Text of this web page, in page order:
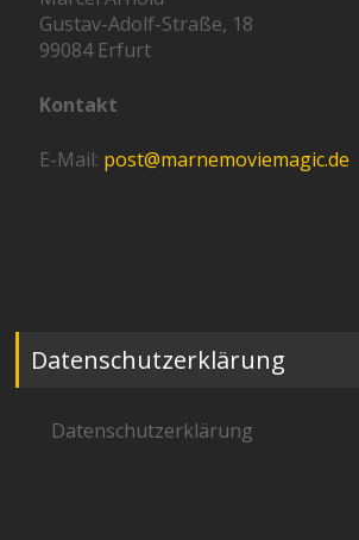
Gustav-Adolf-Straße, 18
99084 Erfurt
Kontakt
E-Mail: post@marnemoviemagic.de
Datenschutzerklärung
Datenschutzerklärung